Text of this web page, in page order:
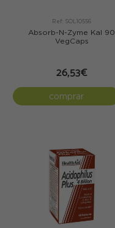
Ref: SOL10556
Absorb-N-Zyme Kal 90
VegCaps
26,53€
comprar